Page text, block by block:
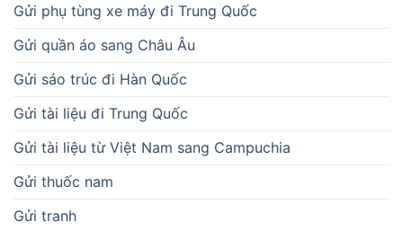
Gửi phụ tùng xe máy đi Trung Quốc
Gửi quần áo sang Châu Âu
Gửi sáo trúc đi Hàn Quốc
Gửi tài liệu đi Trung Quốc
Gửi tài liệu từ Việt Nam sang Campuchia
Gửi thuốc nam
Gửi tranh